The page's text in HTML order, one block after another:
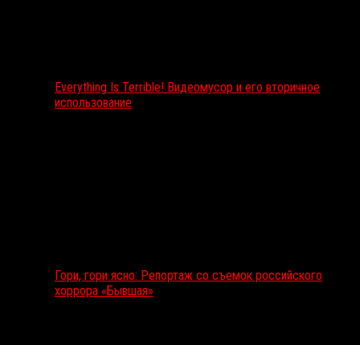
Everything Is Terrible! Видеомусор и его вторичное
использование
Гори, гори ясно: Репортаж со съемок российского
хоррора «Бывшая»